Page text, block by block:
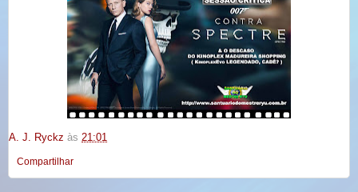
A. J. Ryckz às 21:01
Compartilhar